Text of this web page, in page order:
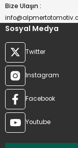
Bize Ulaşın :
Sosyal Medya
Twitter
Instagram
Facebook
Youtube